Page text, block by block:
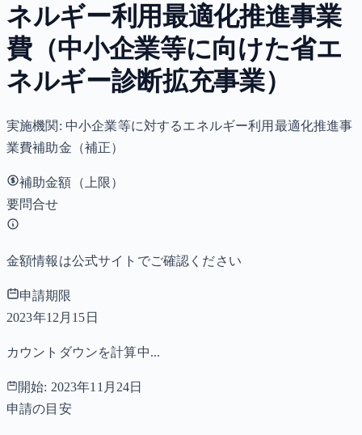
ネルギー利用最適化推進事業
費（中小企業等に向けた省エ
ネルギー診断拡充事業）
実施機関: 中小企業等に対するエネルギー利用最適化推進事
業費補助金（補正）
補助金額（上限）
要問合せ
金額情報は公式サイトでご確認ください
申請期限
2023年12月15日
カウントダウンを計算中...
開始: 2023年11月24日
申請の目安